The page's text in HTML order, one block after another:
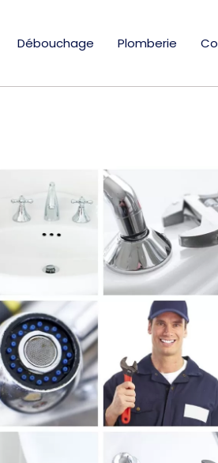
Débouchage Plomberie